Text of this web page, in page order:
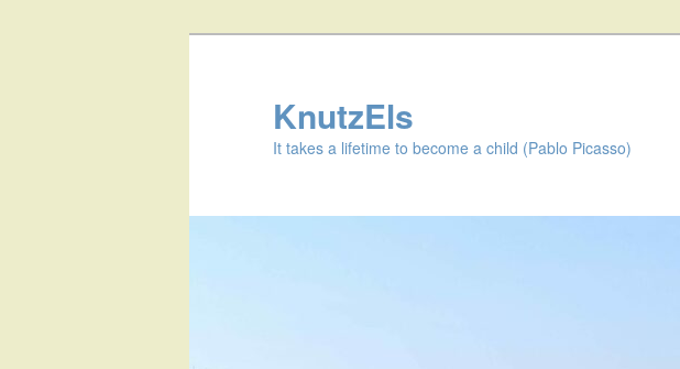
KnutzEls
It takes a lifetime to become a child (Pablo Picasso)